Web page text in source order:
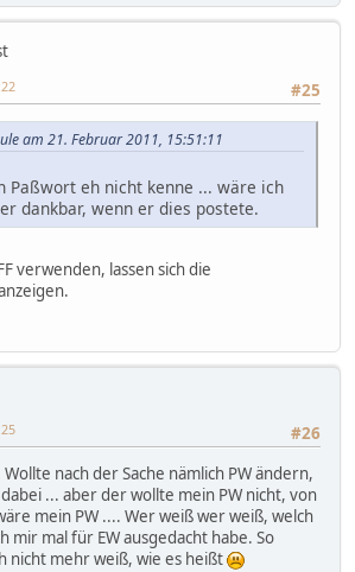
#25
am 21. Februar 2011, 15:51:11
Paßwort eh nicht kenne ... wäre ich
dankbar, wenn er dies postete.
verwenden, lassen sich die
#26
nach der Sache nämlich PW ändern,
... aber der wollte mein PW nicht, von
mein PW .... Wer weiß wer weiß, welch
mir mal für EW ausgedacht habe. So
nicht mehr weiß, wie es heißt